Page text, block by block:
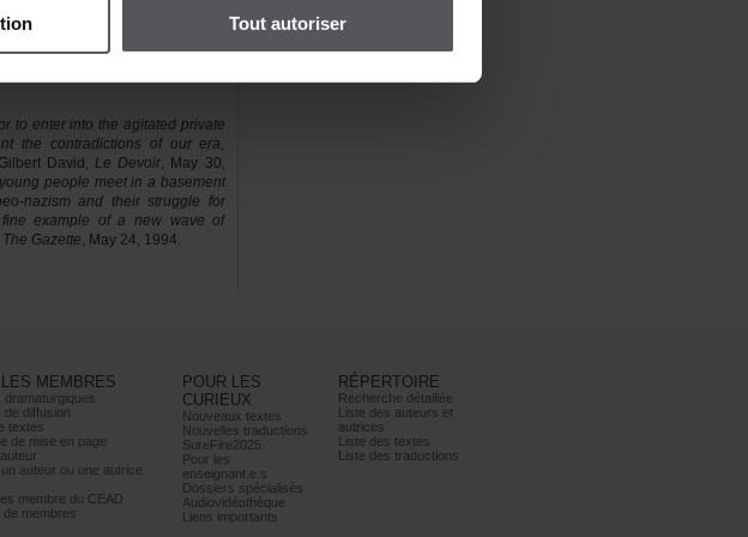
Toutautoriser
LeDevoir,May30,
nazismandtheirstrugglefor
TheGazette,May24,1994.
POURLES
CURIEUX
Nouveauxtextes
Nouvellestraductions
SureFire2025
Pourles
enseignant.e.s
Dossiersspécialisés
Audiovidéothèque
Liensimportants
RÉPERTOIRE
Recherchedétaillée
Listedesauteurset
autrices
Listedestextes
Listedestraductions